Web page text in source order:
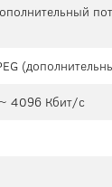
4096 Кбит/с